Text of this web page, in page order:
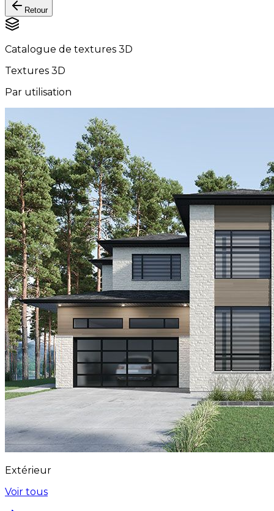
Retour
Catalogue de textures 3D
Textures 3D
Par utilisation
Extérieur
Voir tous